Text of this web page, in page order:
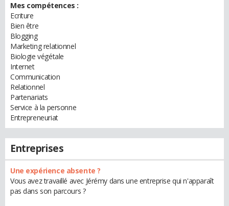
Mes compétences :
Ecriture
Bien être
Blogging
Marketing relationnel
Biologie végétale
Internet
Communication
Relationnel
Partenariats
Service à la personne
Entrepreneuriat
Entreprises
Une expérience absente ?
Vous avez travaillé avec Jérémy dans une entreprise qui n'apparaît
pas dans son parcours ?